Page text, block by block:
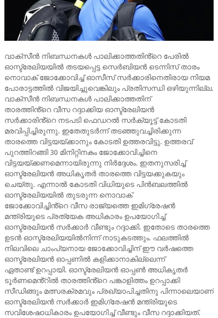
വാക്സീൻ നിബന്ധനകൾ പാലിക്കാത്തതിൻ്റെ പേരിൽ
ഓസ്ട്രേലിയയിൽ തടയപ്പെട്ട സെർബിയൻ ടെന്നിസ് താരം
നൊവാക് ജോക്കോവിച്ച് ഓസീസ് സർക്കാരിനെതിരായ നിയമ
പോരാട്ടത്തിൽ വിജയിച്ചുവെങ്കിലും പ്രതിസന്ധി ഒഴിയുന്നില്ല.
വാക്സീൻ നിബന്ധനകൾ പാലിക്കാത്തതിന്
താരത്തിൻ്റെ വീസ റദ്ദാക്കിയ ഓസ്ട്രേലിയൻ
സർക്കാരിൻ്റെ നടപടി ഫെഡറൽ സർക്യൂട്ട് കോടതി
മരവിപ്പിച്ചിരുന്നു. ഇതേതുടർന്ന് തടഞ്ഞുവച്ചിരിക്കുന്ന
താരത്തെ വിട്ടയയ്ക്കാനും കോടതി ഉത്തരവിട്ടു. ഉത്തരവ്
പുറത്തിറങ്ങി 30 മിനിറ്റിനകം ജോക്കോവിച്ചിനെ
വിട്ടയയ്ക്കണമെന്നായിരുന്നു നിർദ്ദേശം. ഇതനുസരിച്ച്
ഓസ്ട്രേലിയൻ അധികൃതർ താരത്തെ വിട്ടയക്കുകയും
ചെയ്തു. എന്നാൽ കോടതി വിധിയുടെ പിൻബലത്തിൽ
ഓസ്ട്രേലിയയിൽ തുടരുന്ന നൊവാക്
ജോക്കോവിച്ചിൻ്റെ വീസ രാജ്യത്തെ ഇമിഗ്രേഷൻ
മന്ത്രിയുടെ പ്രത്യേക അധികാരം ഉപയോഗിച്ച്
ഓസ്ട്രേലിയൻ സർക്കാർ വീണ്ടും റദ്ദാക്കി. ഇതോടെ താരത്തെ
ഉടൻ ഓസ്ട്രേലിയയിൽനിന്ന് നാടുകടത്തും. ഫലത്തിൽ
നിലവിലെ ചാംപ്യനായ ജോക്കോവിച്ചിന് ഈ വർഷത്തെ
ഓസ്ട്രേലിയൻ ഓപ്പണിൽ കളിക്കാനാകില്ലെന്ന്
ഏതാണ്ട് ഉറപ്പായി. ഓസ്ട്രേലിയൻ ഓപ്പൺ അധികൃതർ
ടൂർണമെൻ്റിൽ താരത്തിൻ്റെ പങ്കാളിത്തം ഉറപ്പാക്കി
സീഡിങ്ങും മത്സരക്രമവും പ്രഖ്യാപിച്ചതിനു പിന്നാലെയാണ്
ഓസ്ട്രേലിയൻ സർക്കാർ ഇമിഗ്രേഷൻ മന്ത്രിയുടെ
സവിശേഷാധികാരം ഉപയോഗിച്ച് വീണ്ടും വീസ റദ്ദാക്കിയത്.